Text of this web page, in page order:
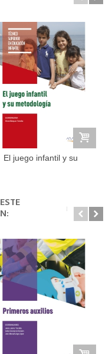
El juego infantil y su